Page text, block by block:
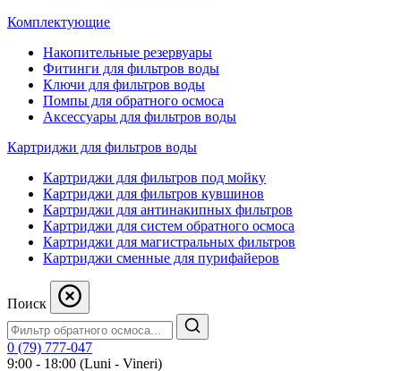
Комплектующие
Накопительные резервуары
Фитинги для фильтров воды
Ключи для фильтров воды
Помпы для обратного осмоса
Аксессуары для фильтров воды
Картриджи для фильтров воды
Картриджи для фильтров под мойку
Картриджи для фильтров кувшинов
Картриджи для антинакипных фильтров
Картриджи для систем обратного осмоса
Картриджи для магистральных фильтров
Картриджи сменные для пурифайеров
Поиск
0 (79) 777-047
9:00 - 18:00 (Luni - Vineri)